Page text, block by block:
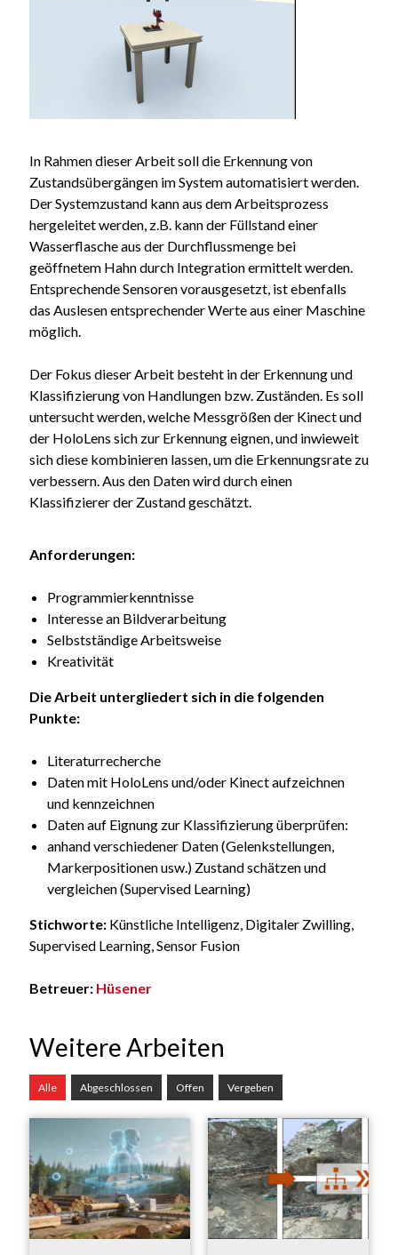
In Rahmen dieser Arbeit soll die Erkennung von
Zustandsübergängen im System automatisiert werden.
Der Systemzustand kann aus dem Arbeitsprozess
hergeleitet werden, z.B. kann der Füllstand einer
Wasserflasche aus der Durchflussmenge bei
geöffnetem Hahn durch Integration ermittelt werden.
Entsprechende Sensoren vorausgesetzt, ist ebenfalls
das Auslesen entsprechender Werte aus einer Maschine
möglich.
Der Fokus dieser Arbeit besteht in der Erkennung und
Klassifizierung von Handlungen bzw. Zuständen. Es soll
untersucht werden, welche Messgrößen der Kinect und
der HoloLens sich zur Erkennung eignen, und inwieweit
sich diese kombinieren lassen, um die Erkennungsrate zu
verbessern. Aus den Daten wird durch einen
Klassifizierer der Zustand geschätzt.
Anforderungen:
Programmierkenntnisse
Interesse an Bildverarbeitung
Selbstständige Arbeitsweise
Kreativität
Die Arbeit untergliedert sich in die folgenden
Punkte:
Literaturrecherche
Daten mit HoloLens und/oder Kinect aufzeichnen
und kennzeichnen
Daten auf Eignung zur Klassifizierung überprüfen:
anhand verschiedener Daten (Gelenkstellungen,
Markerpositionen usw.) Zustand schätzen und
vergleichen (Supervised Learning)
Stichworte:Künstliche Intelligenz, Digitaler Zwilling,
Supervised Learning, Sensor Fusion
Betreuer: Hüsener
Weitere Arbeiten
Alle Abgeschlossen Offen Vergeben